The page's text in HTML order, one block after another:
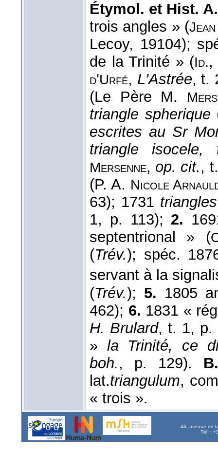
Étymol. et Hist.
trois angles » (
Lecoy, 19104);
de la Trinité » (Id.
d'Urfé, L'Astrée, t.
(Le Père M.
triangle spherique
escrites au Sr
triangle isocele,
Mersenne, op. cit.,
(P. A. Nicole
63); 1731
1, p. 113); 2.
septentrional » (
(Trév.); spéc.
servant à la
(Trév.); 5. 1805
462); 6. 1831 «
H. Brulard, t. 1,
» la Trinité, ce
boh., p. 129). B.
lat.triangulum,
« trois ».
44, avenue de
Tél. :